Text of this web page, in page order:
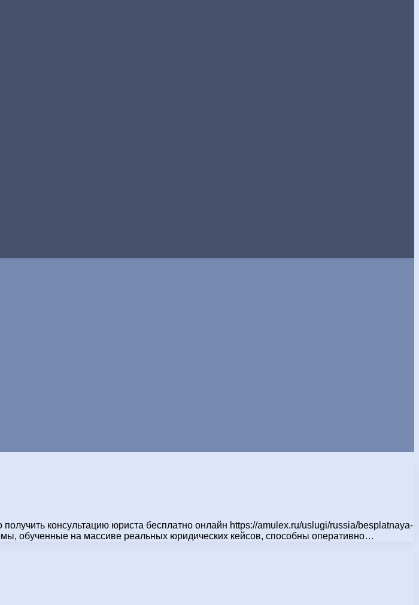
консультацию юриста бесплатно онлайн https://amulex.ru/uslugi/russia/besplatnaya-
обученные на массиве реальных юридических кейсов, способны оперативно…